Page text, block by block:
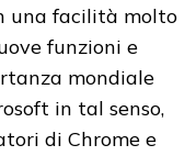
una facilità molto
funzioni e
mondiale
in tal senso,
di Chrome e